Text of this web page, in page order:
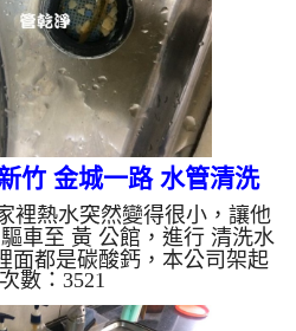
一樣黑，...
竹 金城一路 水管清洗
裡熱水突然變得很小，讓他
車至 黃 公館，進行 清洗水
面都是碳酸鈣，本公司架起
檸檬酸 至水管，等候約15
，開啟 微氣泡 模式，把水管
數：3521